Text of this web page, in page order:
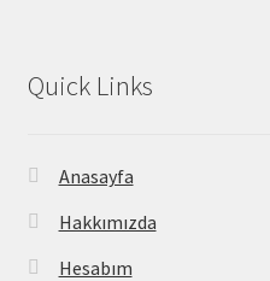
Quick Links
Anasayfa
Hakkımızda
Hesabım